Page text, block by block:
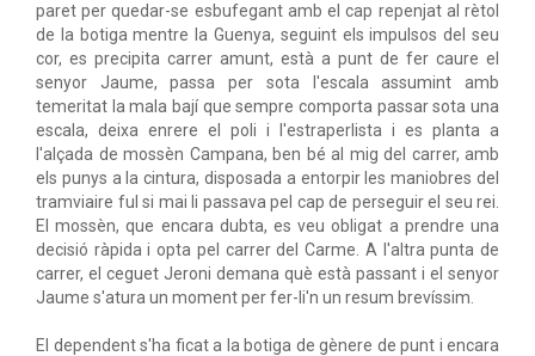
paret per quedar-se esbufegant amb el cap repenjat al rètol
de la botiga mentre la Guenya, seguint els impulsos del seu
cor, es precipita carrer amunt, està a punt de fer caure el
senyor Jaume, passa per sota l'escala assumint amb
temeritat la mala bají que sempre comporta passar sota una
escala, deixa enrere el poli i l'estraperlista i es planta a
l'alçada de mossèn Campana, ben bé al mig del carrer, amb
els punys a la cintura, disposada a entorpir les maniobres del
tramviaire ful si mai li passava pel cap de perseguir el seu rei.
El mossèn, que encara dubta, es veu obligat a prendre una
decisió ràpida i opta pel carrer del Carme. A l'altra punta de
carrer, el ceguet Jeroni demana què està passant i el senyor
Jaume s'atura un moment per fer-li'n un resum brevíssim.
El dependent s'ha ficat a la botiga de gènere de punt i encara